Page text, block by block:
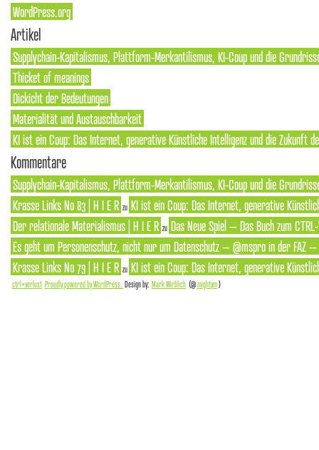
WordPress.org
Artikel
Supplychain-Kapitalismus, Plattform-Merkantilismus, KI-Coup und die
Thicket of meanings
Dickicht der Bedeutungen
Materialität und Austauschbarkeit
KI ist ein Coup: Das Internet, generative Künstliche Intelligenz und die Zukunft
Kommentare
Supplychain-Kapitalismus, Plattform-Merkantilismus, KI-Coup und die
Krasse Links No 83 | H I E R zu KI ist ein Coup: Das Internet, generative
Der relationale Materialismus | H I E R zu Das Neue Spiel – Das Buch zum
Es geht um Personenschutz, nicht nur um Datenschutz – @mspro in der FAZ
Krasse Links No 79 | H I E R zu KI ist ein Coup: Das Internet, generative
ctrl+verlust Proudly powered by WordPress. Design by: Mark Wirblich (@mightym)